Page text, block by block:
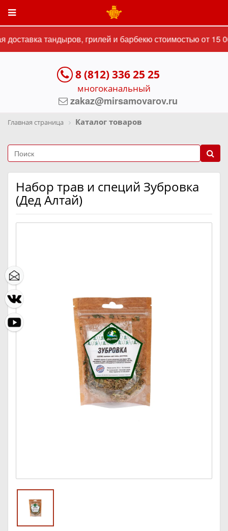
тандыров, грилей и барбекю стоимостью от 15
8 (812) 336 25 25
многоканальный
zakaz@mirsamovarov.ru
Главная страница Каталог товаров
Набор трав и специй Зубровка
(Дед Алтай)